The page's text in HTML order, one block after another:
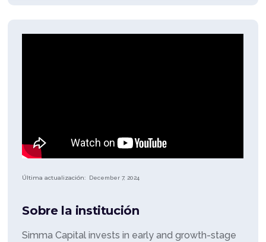
Última actualización: December 7, 2024
Sobre la institución
Simma Capital invests in early and growth-stage